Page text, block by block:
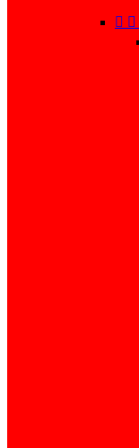
 